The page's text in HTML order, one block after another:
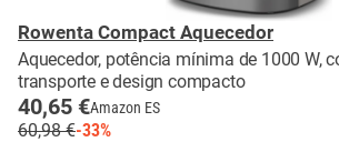
Rowenta Compact Aquecedor
Aquecedor, potência mínima de 1000 W,
transporte e design compacto
40,65 €Amazon ES
60,98 €-33%